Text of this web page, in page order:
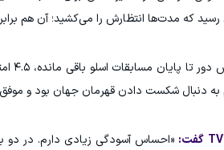
رسید که مدت‌ها انتظارش را می‌کشید؛ آن هم
به دنبال شکست دادن قهرمان جهان بود و
«احساس آسودگی زیادی دارم. در